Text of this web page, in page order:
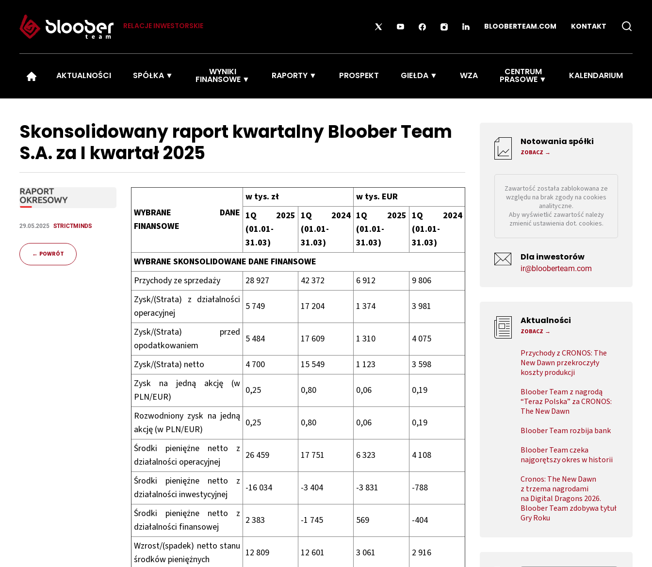
RELACJE INWESTORSKIE BLOOBERTEAM.COM KONTAKT
AKTUALNOŚCI SPÓŁKA
WYNIKI
FINANSOWE
RAPORTY PROSPEKT GIEŁDA WZA
CENTRUM
PRASOWE
KALENDARIUM
Skonsolidowany raport kwartalny Bloober Team
S.A. za I kwartał 2025
29.05.2025 STRICTMINDS
POWRÓT
WYBRANE DANE
FINANSOWE
w tys. zł
w tys. EUR
1Q 2025
(01.01-
31.03)
1Q 2024
(01.01-
31.03)
1Q 2025
(01.01-
31.03)
1Q 2024
(01.01-
31.03)
WYBRANE SKONSOLIDOWANE DANE FINANSOWE
Przychody ze sprzedaży
28 927 42 372 6 912
9 806
Zysk/(Strata) z działalności
operacyjnej
5 749 17 204 1 374 3 981
Zysk/(Strata) przed
opodatkowaniem
5 484 17 609 1 310 4 075
Zysk/(Strata) netto 4 700 15 549 1 123
3 598
Zysk na jedną akcję (w
PLN/EUR)
0,25 0,80 0,06 0,19
Rozwodniony zysk na jedną
akcję (w PLN/EUR)
0,25 0,80 0,06 0,19
Środki pieniężne netto z
działalności operacyjnej
26 459 17 751 6 323 4 108
Środki pieniężne netto z
działalności inwestycyjnej
-16 034 -3 404 -3 831 -788
Środki pieniężne netto z
działalności finansowej
2 383 -1 745 569 -404
Wzrost/(spadek) netto stanu
środków pieniężnych
12 809 12 601 3 061 2 916
Notowania spółki
ZOBACZ
Zawartość została zablokowana ze
względu na brak zgody na cookies
analityczne.
Aby wyświetlić zawartość należy
zmienić ustawienia dot. cookies.
Dla inwestorów
ir@blooberteam.com
Aktualności
ZOBACZ
Przychody z CRONOS: The
New Dawn przekroczyły
koszty produkcji
Bloober Team z nagrodą
“Teraz Polska” za CRONOS:
The New Dawn
Bloober Team rozbija bank
Bloober Team czeka
najgorętszy okres w historii
Cronos: The New Dawn
z trzema nagrodami
na Digital Dragons 2026.
Bloober Team zdobywa tytuł
Gry Roku